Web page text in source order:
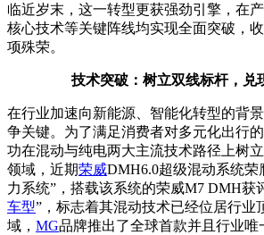
临近岁末，这一转型更获强劲引擎，在
核心技术等关键阵线均实现全面突破，
项殊荣。
技术突破：树立双线标杆，兑
在行业加速向新能源、智能化转型的背
争关键。为了满足消费者对多元化出行
功在混动与纯电两大主流技术路径上树
领域，近期荣威DMH6.0超级混动系统荣
力系统”，搭载该系统的荣威M7 DMH获
车型”，标志着其混动技术已经位居行业
域， MG品牌推出了全球首款并且行业唯